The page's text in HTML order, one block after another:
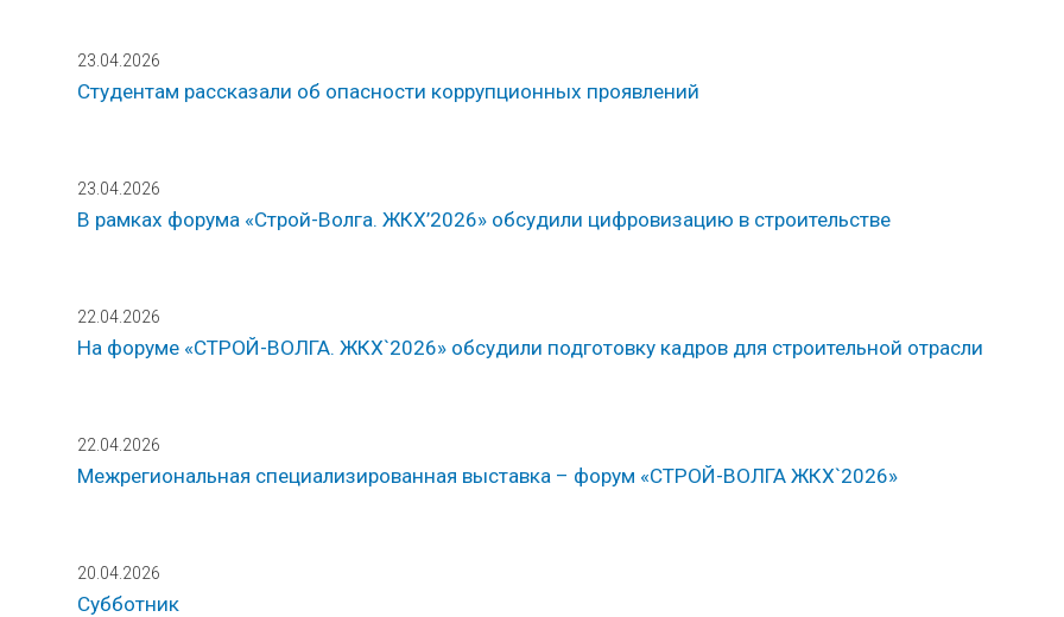
23.04.2026
Студентам рассказали об опасности коррупционных проявлений
23.04.2026
В рамках форума «Строй-Волга. ЖКХ’2026» обсудили цифровизацию в строительстве
22.04.2026
На форуме «СТРОЙ-ВОЛГА. ЖКХ`2026» обсудили подготовку кадров для строительной отрасли
22.04.2026
Межрегиональная специализированная выставка – форум «СТРОЙ-ВОЛГА ЖКХ`2026»
20.04.2026
Субботник